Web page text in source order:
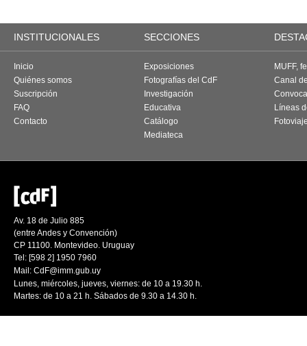
INSTITUCIONALES SECCIONES
Inicio
Quiénes somos
Suscripción
FAQ
Contacto
Exposiciones
Fotografías del CdF
Investigación
Educativa
Catálogo
Mediateca
MUFF,
Canal
Líneas
Av. 18 de Julio 885
(entre Andes y Convención)
CP 11100. Montevideo. Uruguay
Tel: [598 2] 1950 7960
Mail: CdF@imm.gub.uy
Lunes, miércoles, jueves, viernes: de 10 a 19.30 h.
Martes: de 10 a 21 h. Sábados de 9.30 a 14.30 h.